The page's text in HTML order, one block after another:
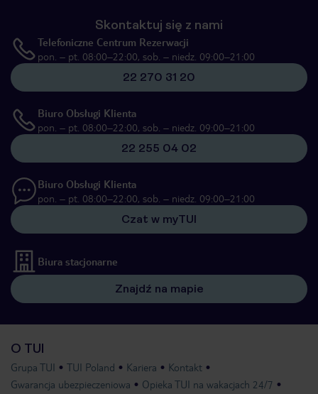
Skontaktuj się z nami
Telefoniczne Centrum Rezerwacji
pon. – pt. 08:00–22:00, sob. – niedz. 09:00–21:00
22 270 31 20
Biuro Obsługi Klienta
pon. – pt. 08:00–22:00, sob. – niedz. 09:00–21:00
22 255 04 02
Biuro Obsługi Klienta
pon. – pt. 08:00–22:00, sob. – niedz. 09:00–21:00
Czat w myTUI
Biura stacjonarne
Znajdź na mapie
O TUI
Grupa TUI TUI Poland Kariera
Kontakt
Gwarancja ubezpieczeniowa
Opieka TUI na wakacjach 24/7